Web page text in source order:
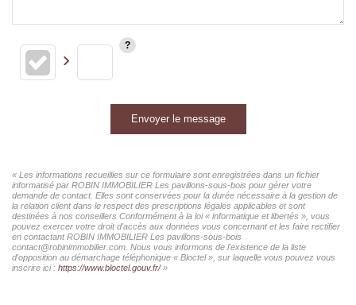
Envoyer le message
« Les informations recueillies sur ce formulaire sont enregistrées dans un fichier
informatisé par ROBIN IMMOBILIER Les pavillons-sous-bois pour gérer votre
demande de contact. Elles sont conservées pour la durée nécessaire à la gestion de
la relation client dans le respect des prescriptions légales applicables et sont
destinées à nos conseillers Conformément à la loi « informatique et libertés », vous
pouvez exercer votre droit d'accès aux données vous concernant et les faire rectifier
en contactant ROBIN IMMOBILIER Les pavillons-sous-bois
contact@robinimmobilier.com. Nous vous informons de l'existence de la liste
d'opposition au démarchage téléphonique « Bloctel », sur laquelle vous pouvez vous
inscrire ici : https://www.bloctel.gouv.fr/»